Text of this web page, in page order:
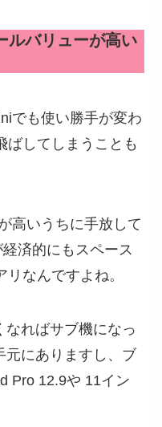
ルバリューが高い
でも使い勝手が変わ
ばしてしまうことも
高いうちに手放して
済的にもスペース
なんですよね。
なればサブ機になっ
元にありますし、ブ
Pro 12.9や 11イン